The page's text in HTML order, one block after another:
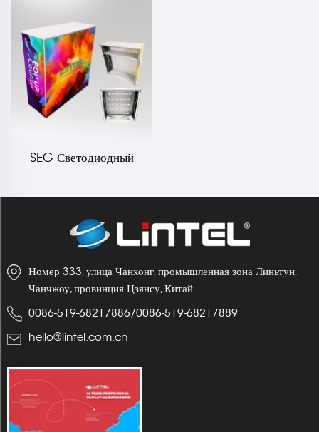
SEG Светодиодный
09B7-A
Номер 333, улица Чанхонг, промышленная зона Линьтун,
Чанчжоу, провинция Цзянсу, Китай
0086-519-68217886/0086-519-68217889
hello@lintel.com.cn